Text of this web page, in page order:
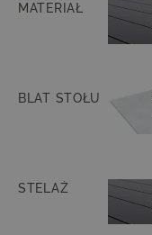
MATERIAŁ
BLAT STOŁU
STELAŻ